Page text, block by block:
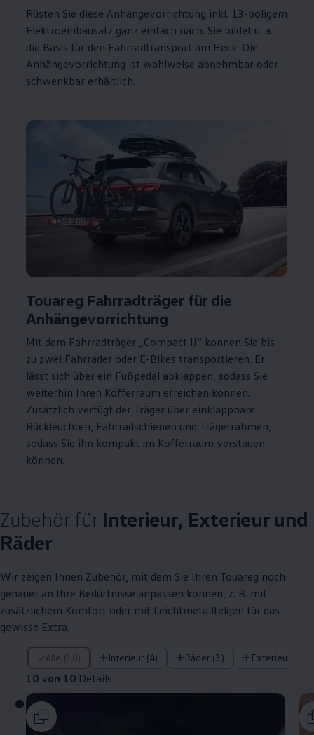
Rüsten Sie diese Anhängevorrichtung inkl. 13-poligem
Elektroeinbausatz ganz einfach nach. Sie bildet u. a.
die Basis für den Fahrradtransport am Heck. Die
Anhängevorrichtung ist wahlweise abnehmbar oder
schwenkbar erhältlich.
Touareg Fahrradträger für die
Anhängevorrichtung
Mit dem Fahrradträger „Compact II“ können Sie bis
zu zwei Fahrräder oder E-Bikes transportieren. Er
lässt sich über ein Fußpedal abklappen, sodass Sie
weiterhin Ihren Kofferraum erreichen können.
Zusätzlich verfügt der Träger über einklappbare
Rückleuchten, Fahrradschienen und Trägerrahmen,
sodass Sie ihn kompakt im Kofferraum verstauen
können.
Zubehörfür Interieur, Exterieur und
Räder
Wir zeigen Ihnen Zubehör, mit dem Sie Ihren Touareg noch
genauer an Ihre Bedürfnisse anpassen können, z. B. mit
zusätzlichem Komfort oder mit Leichtmetallfelgen für das
gewisse Extra.
Alle (10) Interieur (4) Räder (3) Exterieur (3)
10 von 10 Details
10 von 10 Details